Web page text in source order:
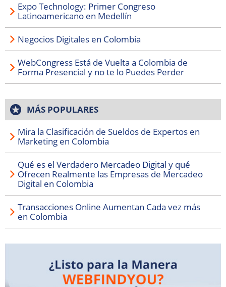
Expo Technology: Primer Congreso
Latinoamericano en Medellín
Negocios Digitales en Colombia
WebCongress Está de Vuelta a Colombia de
Forma Presencial y no te lo Puedes Perder
MÁS POPULARES
Mira la Clasificación de Sueldos de Expertos en
Marketing en Colombia
Qué es el Verdadero Mercadeo Digital y qué
Ofrecen Realmente las Empresas de Mercadeo
Digital en Colombia
Transacciones Online Aumentan Cada vez más
en Colombia